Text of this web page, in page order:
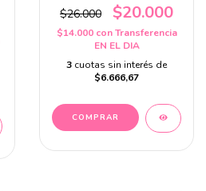
$26.000 $20.000
$14.000 con Transferencia
EN EL DIA
3 cuotas sin interés de
$6.666,67